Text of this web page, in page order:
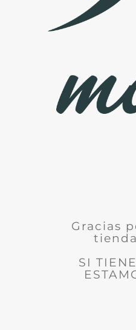
Gracias
SI